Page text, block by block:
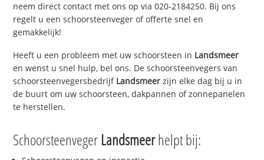
neem direct contact met ons op via 020-2184250. Bij ons
regelt u een schoorsteenveger of offerte snel en
gemakkelijk!
Heeft u een probleem met uw schoorsteen in Landsmeer
en wenst u snel hulp, bel ons. De schoorsteenvegers van
schoorsteenvegersbedrijf Landsmeer zijn elke dag bij u in
de buurt om uw schoorsteen, dakpannen of zonnepanelen
te herstellen.
Schoorsteenveger Landsmeerhelpt bij: